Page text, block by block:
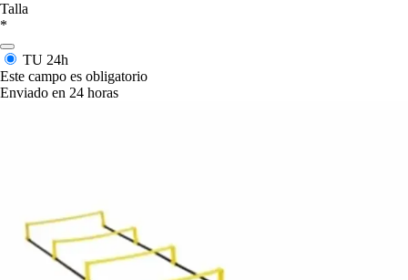
Talla
*
TU 24h
Este campo es obligatorio
Enviado en 24 horas